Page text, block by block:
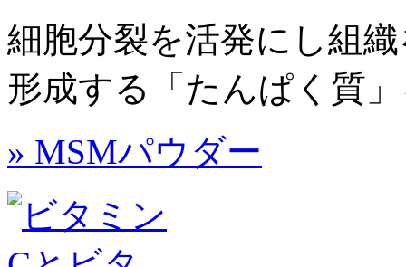
細胞分裂を活発にし組
形成する「たんぱく質
» MSMパウダー